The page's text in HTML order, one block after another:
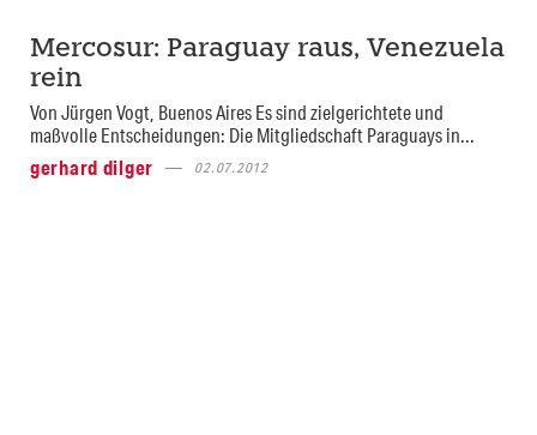
Mercosur: Paraguay raus, Venezuela
rein
Von Jürgen Vogt, Buenos Aires Es sind zielgerichtete und
maßvolle Entscheidungen: Die Mitgliedschaft Paraguays in...
gerhard dilger
02.07.2012